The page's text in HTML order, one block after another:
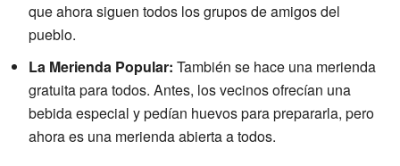
que ahora siguen todos los grupos de amigos del
pueblo.
La Merienda Popular: También se hace una merienda
gratuita para todos. Antes, los vecinos ofrecían una
bebida especial y pedían huevos para prepararla, pero
ahora es una merienda abierta a todos.